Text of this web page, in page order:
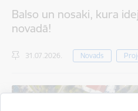
Balso un nosaki, kura
novadā!
31.07.2026. Novads